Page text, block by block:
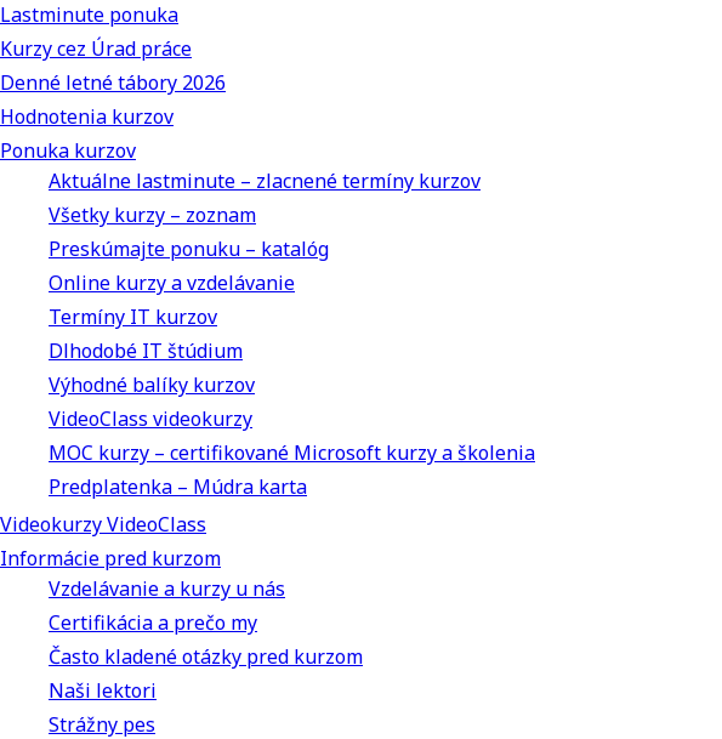
Lastminute ponuka
Kurzy cez Úrad práce
Denné letné tábory 2026
Hodnotenia kurzov
Ponuka kurzov
Aktuálne lastminute – zlacnené termíny kurzov
Všetky kurzy – zoznam
Preskúmajte ponuku – katalóg
Online kurzy a vzdelávanie
Termíny IT kurzov
Dlhodobé IT štúdium
Výhodné balíky kurzov
VideoClass videokurzy
MOC kurzy – certifikované Microsoft kurzy a školenia
Predplatenka – Múdra karta
Videokurzy VideoClass
Informácie pred kurzom
Vzdelávanie a kurzy u nás
Certifikácia a prečo my
Často kladené otázky pred kurzom
Naši lektori
Strážny pes